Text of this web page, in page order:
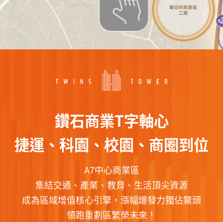
鑽石商業T字軸心
捷運、科園、校園、商圈到位
A7中心商業區
集結交通、產業、教育、生活頂尖資源
成為區域增值核心引擎，漲幅爆發力獨佔鰲頭
領跑重劃區繁榮未來！